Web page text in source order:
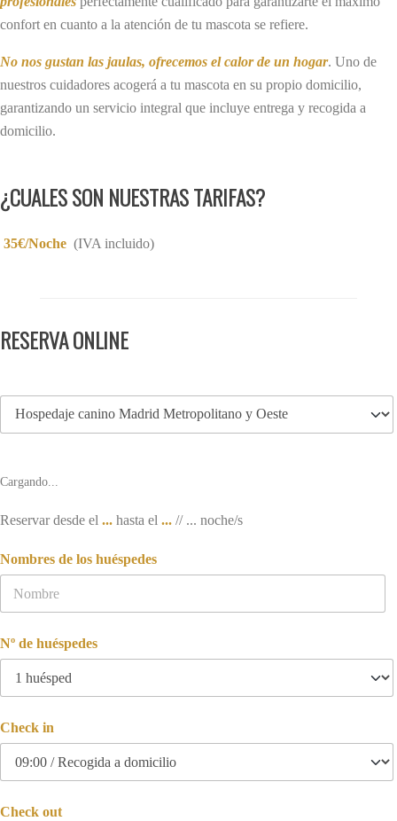
confort en cuanto a la atención de tu mascota se refiere.
No nos gustan las jaulas, ofrecemos el calor de un hogar. Uno de
nuestros cuidadores acogerá a tu mascota en su propio domicilio,
garantizando un servicio integral que incluye entrega y recogida a
domicilio.
¿CUALES SON NUESTRAS TARIFAS?
35€/Noche (IVA incluido)
RESERVA ONLINE
Cargando...
Reservar desde el ... hasta el ... // ... noche/s
Nombres de los huéspedes
Nº de huéspedes
Check in
Check out